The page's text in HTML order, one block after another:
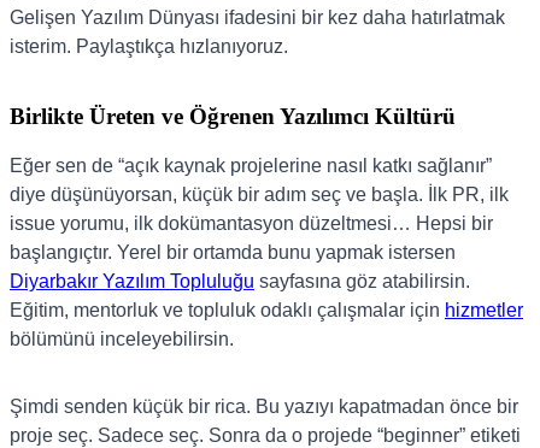
Gelişen Yazılım Dünyası ifadesini bir kez daha hatırlatmak
isterim. Paylaştıkça hızlanıyoruz.
Birlikte Üreten ve Öğrenen Yazılımcı Kültürü
Eğer sen de “açık kaynak projelerine nasıl katkı sağlanır”
diye düşünüyorsan, küçük bir adım seç ve başla. İlk PR, ilk
issue yorumu, ilk dokümantasyon düzeltmesi… Hepsi bir
başlangıçtır. Yerel bir ortamda bunu yapmak istersen
Diyarbakır Yazılım Topluluğu sayfasına göz atabilirsin.
Eğitim, mentorluk ve topluluk odaklı çalışmalar için hizmetler
bölümünü inceleyebilirsin.
Şimdi senden küçük bir rica. Bu yazıyı kapatmadan önce bir
proje seç. Sadece seç. Sonra da o projede “beginner” etiketi